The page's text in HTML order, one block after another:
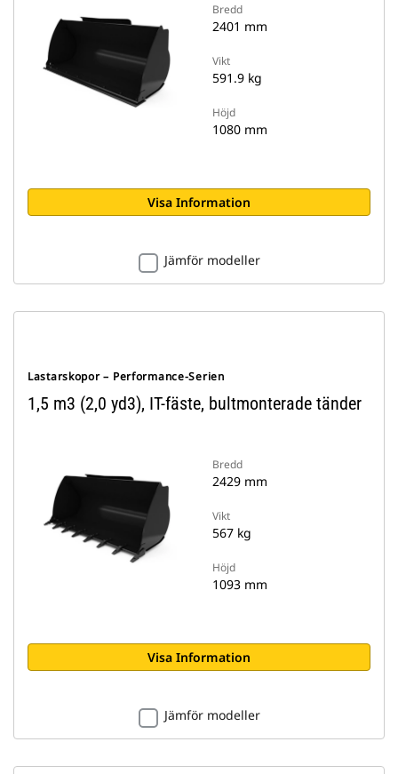
Bredd
2401 mm
Vikt
591.9 kg
Höjd
1080 mm
Visa Information
Jämför modeller
Lastarskopor – Performance-Serien
1,5 m3 (2,0 yd3), IT-fäste, bultmonterade tänder
Bredd
2429 mm
Vikt
567 kg
Höjd
1093 mm
Visa Information
Jämför modeller